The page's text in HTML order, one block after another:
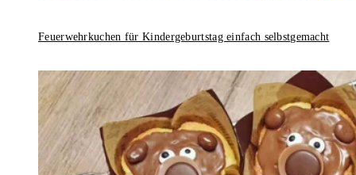
Feuerwehrkuchen für Kindergeburtstag einfach selbstgemacht